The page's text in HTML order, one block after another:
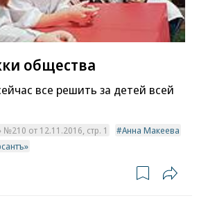
общества
все решить за детей всей
от 12.11.2016, стр. 1
Анна Макеева